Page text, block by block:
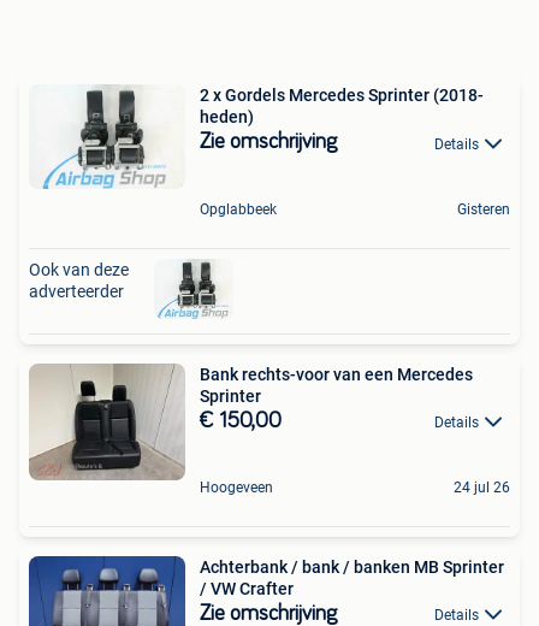
2 x Gordels Mercedes Sprinter (2018-
heden)
Zie omschrijving Details
Opglabbeek Gisteren
Ook van deze
adverteerder
Bank rechts-voor van een Mercedes
Sprinter
€ 150,00 Details
Hoogeveen 24 jul 26
Achterbank / bank / banken MB Sprinter
/ VW Crafter
Zie omschrijving Details